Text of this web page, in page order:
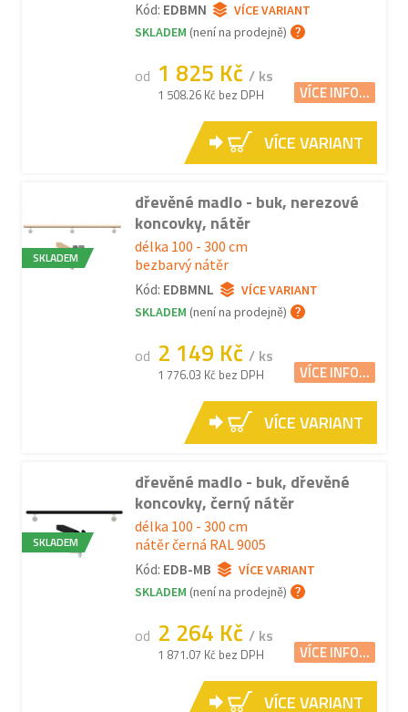
Kód: EDBMN
VÍCE VARIANT
SKLADEM (není na prodejně)
od 1 825 Kč / ks
1 508.26 Kč bez DPH VÍCE INFO...
VÍCE VARIANT
SKLADEM
dřevěné madlo - buk, nerezové
koncovky, nátěr
délka 100 - 300 cm
bezbarvý nátěr
Kód: EDBMNL
VÍCE VARIANT
SKLADEM (není na prodejně)
od 2 149 Kč / ks
1 776.03 Kč bez DPH VÍCE INFO...
VÍCE VARIANT
SKLADEM
dřevěné madlo - buk, dřevěné
koncovky, černý nátěr
délka 100 - 300 cm
nátěr černá RAL 9005
Kód: EDB-MB
VÍCE VARIANT
SKLADEM (není na prodejně)
od 2 264 Kč / ks
1 871.07 Kč bez DPH VÍCE INFO...
VÍCE VARIANT